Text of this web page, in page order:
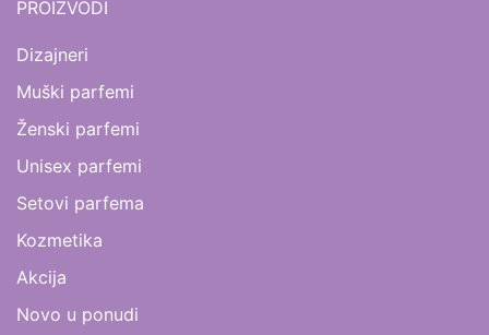
PROIZVODI
Dizajneri
Muški parfemi
Ženski parfemi
Unisex parfemi
Setovi parfema
Kozmetika
Akcija
Novo u ponudi